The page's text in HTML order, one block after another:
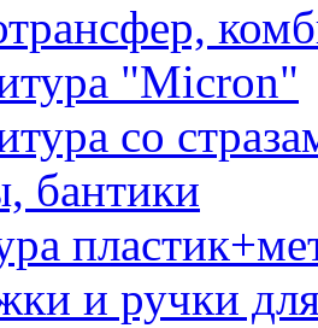
"Micron"
со
бантики
и ручки